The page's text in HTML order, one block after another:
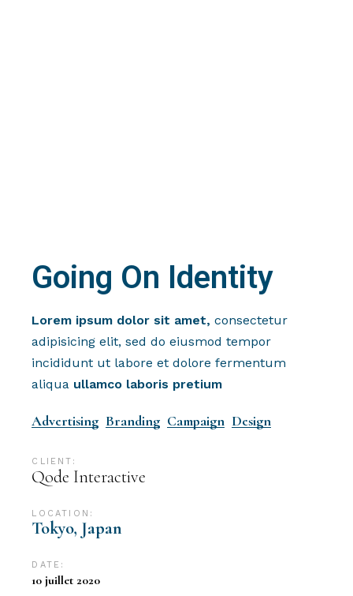
Going On Identity
Lorem ipsum dolor sit amet, consectetur
adipisicing elit, sed do eiusmod tempor
incididunt ut labore et dolore fermentum
aliqua ullamco laboris pretium
Advertising Branding Campaign Design
CLIENT:
Qode Interactive
LOCATION:
Tokyo, Japan
DATE:
10 juillet 2020